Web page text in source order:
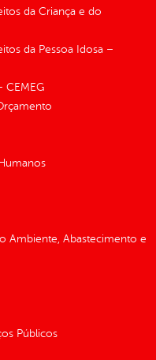
da Criança e do
da Pessoa Idosa –
CEMEG
Ambiente, Abastecimento e
Públicos